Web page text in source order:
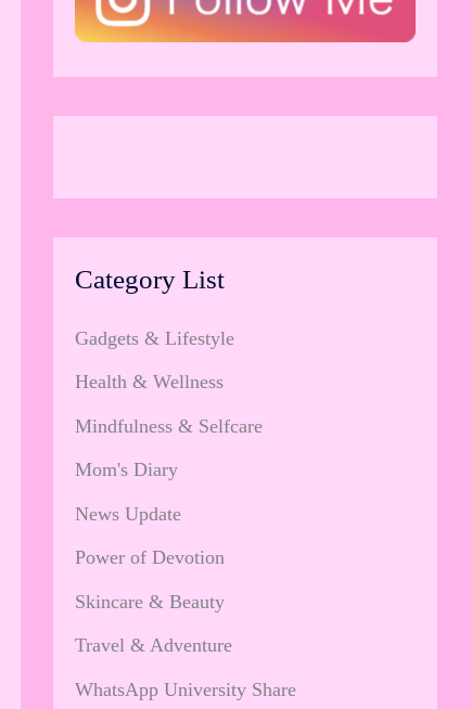
Category List
Gadgets & Lifestyle
Health & Wellness
Mindfulness & Selfcare
Mom's Diary
News Update
Power of Devotion
Skincare & Beauty
Travel & Adventure
WhatsApp University Share